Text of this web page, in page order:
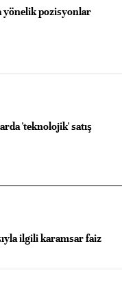
yönelik pozisyonlar
'teknolojik' satış
ilgili karamsar faiz